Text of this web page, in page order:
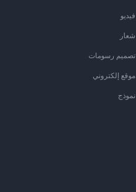
فيديو
شعار
تصميم رسومات
موقع إلكتروني
نموذج